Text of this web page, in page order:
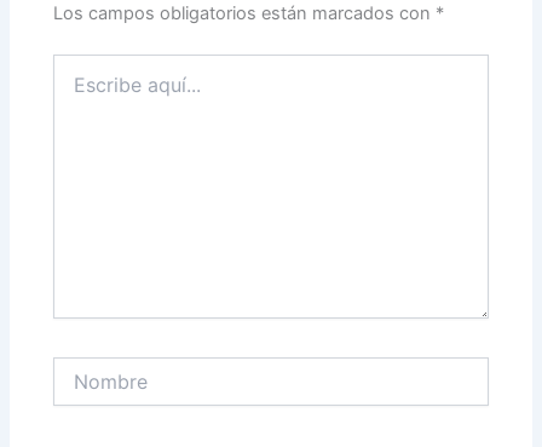
Los campos obligatorios están marcados con *
aquí...